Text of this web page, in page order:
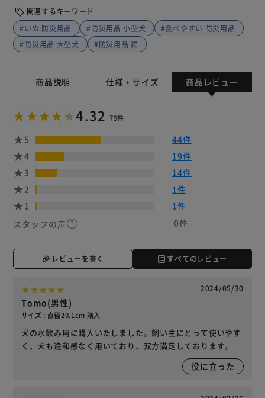
関連するキーワード
#いぬ 防災用品
#防災用品 小型犬
#食べやすい 防災用品
#防災用品 大型犬
#防災用品 猫
商品説明 仕様・サイズ 商品レビュー
4.32 79件
5
44件
4
19件
3
14件
2
1件
1
1件
スタッフの声
0件
レビューを書く すべてのレビュー
2024/05/30
Tomo(男性)
サイズ : 直径20.1cm 購入
犬の水飲み用に購入いたしました。飼い主にとって使いやす
く、犬も違和感なく用いており、双方満足しております。
役に立った